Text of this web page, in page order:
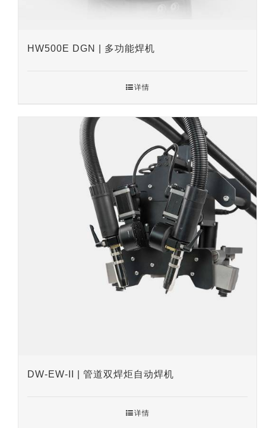
HW500E DGN | 多功能焊机
详情
DW-EW-II | 管道双焊炬自动焊机
详情